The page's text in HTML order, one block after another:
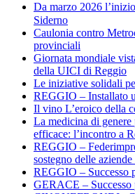
Da marzo 2026
Siderno
Caulonia contro
provinciali
Giornata mondiale
della UICI di Reggio
Le iniziative solidali
REGGIO – Installato
Il vino L’eroico della
La medicina di genere
efficace: l’incontro a
REGGIO –
sostegno delle aziende
REGGIO – Successo
GERACE – Successo